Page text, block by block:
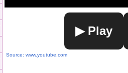
▶ Play
Source: www.youtube.com